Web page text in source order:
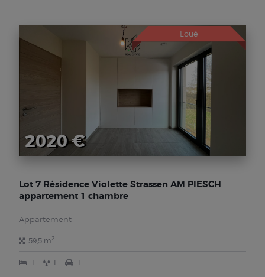
Loué
2020 €
Lot 7 Résidence Violette Strassen AM PIESCH
appartement 1 chambre
Appartement
59,5 m2
1 1 1